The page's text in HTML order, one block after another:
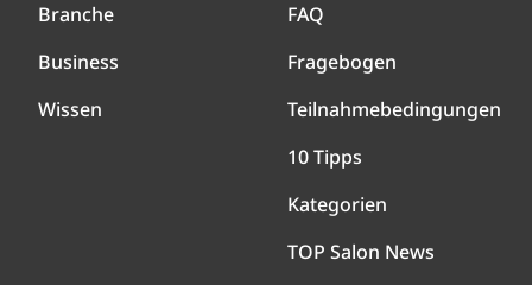
Branche
Business
Wissen
FAQ
Fragebogen
Teilnahmebedingungen
10 Tipps
Kategorien
TOP Salon News